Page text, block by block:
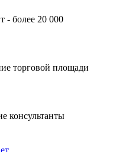
- более 20 000
торговой площади
консультанты